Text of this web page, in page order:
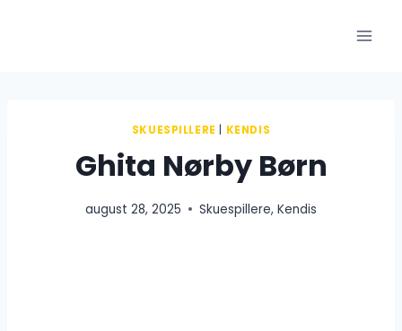
SKUESPILLERE KENDIS
Ghita Nørby Børn
august 28, 2025 Skuespillere, Kendis